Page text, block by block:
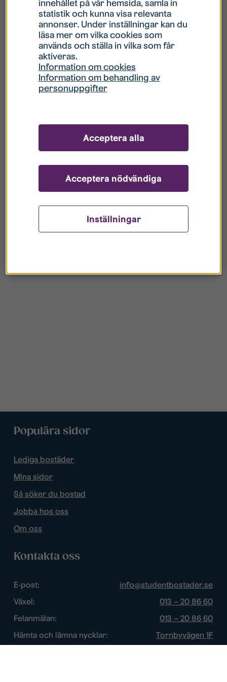
Hur gör jag om mitt konto är låst?
Hur gör jag när jag glömt mitt lösenord?
Vad innebär Gästkonto/Gästanvändare?
Populära sidor
Lediga bostäder
Mina sidor
Så söker du bostad
Jobba hos oss
Om oss
Kontakta oss
E-post:
info@studentbostader.se
Växel:
013 – 20 86 60
Felanmälan:
013 – 20 86 60
Hämta och lämna nycklar:
Tornbyvägen 1F
innehållet på vår hemsida, samla in
statistik och kunna visa relevanta
annonser. Under inställningar kan du
läsa mer om vilka cookies som
används och ställa in vilka som får
aktiveras.
Information om cookies
Information om behandling av
personuppgifter
Inställningar
Acceptera nödvändiga
Acceptera alla